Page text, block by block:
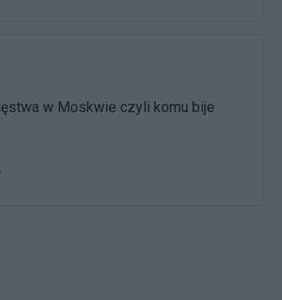
w Moskwie czyli komu bije